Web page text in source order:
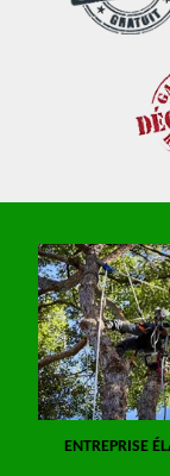
ENTREPRISE